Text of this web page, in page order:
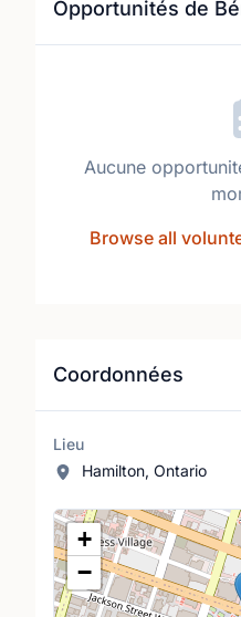
Opportunités de
Aucune
Browse all
Coordonnées
Lieu
Hamilton, Ontario
Lieu
+
−